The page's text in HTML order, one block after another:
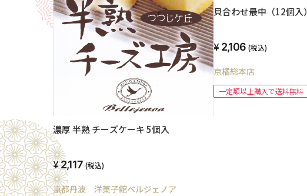
濃厚 半熟 チーズケーキ 5個入
2,117 (税込)
京都丹波 洋菓子館ベルジェノア
貝合わせ最中（12個入）
2,106 (税込)
京橘総本店
一定額以上購入で送料無料